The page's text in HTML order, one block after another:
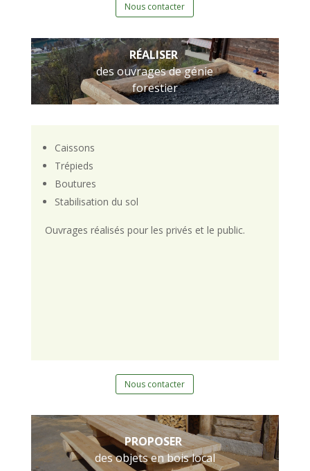
Nous contacter
RÉALISER
des ouvrages de génie
forestier
Caissons
Trépieds
Boutures
Stabilisation du sol
Ouvrages réalisés pour les privés et le public.
Nous contacter
PROPOSER
des objets en bois local